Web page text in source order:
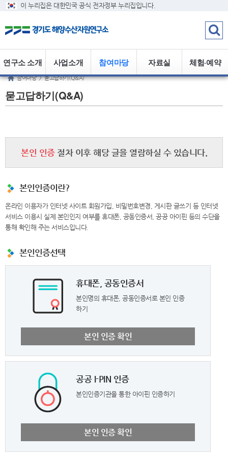
이 누리집은 대한민국 공식 전자정부 누리집입니다.
체험·예약
자료실
참여마당
사업소개
연구소 소개
참여마당 > 묻고답하기(Q&A)
묻고답하기(Q&A)
본인 인증절차 이후 해당 글을 열람하실 수 있습니다.
본인인증이란?
온라인 이용자가 인터넷 사이트 회원가입, 비밀번호변경, 게시판 글쓰기 등 인터넷
서비스 이용시 실제 본인인지 여부를 휴대폰, 공동인증서, 공공 아이핀 등의 수단을
통해 확인해 주는 서비스입니다.
본인인증선택
휴대폰, 공동인증서
본인명의 휴대폰, 공동인증서로 본인 인증
하기
본인 인증 확인
공공 I-PIN 인증
본인인증기관을 통한 아이핀 인증하기
본인 인증 확인